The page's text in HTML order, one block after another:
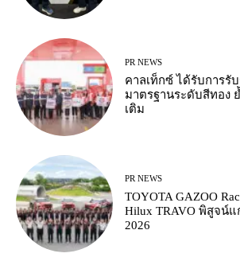
PR NEWS
คาลเท็กซ์ ได้รับการรั
มาตรฐานระดับสีทอง
เติม
PR NEWS
TOYOTA GAZOO
Hilux TRAVO พิสูจน์แ
2026